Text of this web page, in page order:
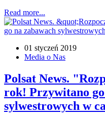
Read more...
01 styczeń 2019
Media o Nas
Polsat News.
rok! Przywitano
sylwestrowych w